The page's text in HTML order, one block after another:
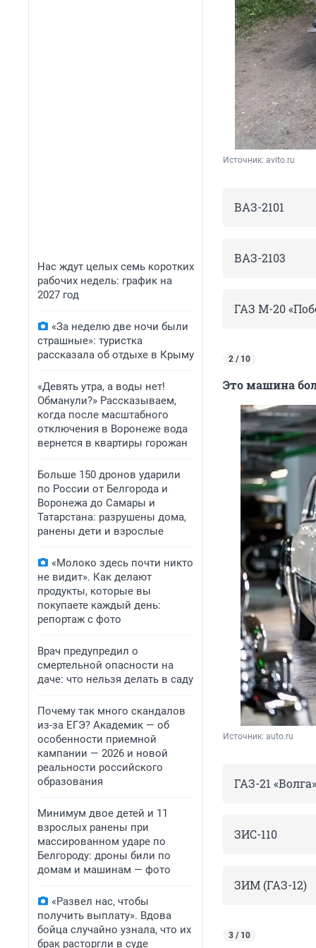
Нас ждут целых семь коротких
рабочих недель: график на
2027 год
«За неделю две ночи были
страшные»: туристка
рассказала об отдыхе в Крыму
«Девять утра, а воды нет!
Обманули?» Рассказываем,
когда после масштабного
отключения в Воронеже вода
вернется в квартиры горожан
Больше 150 дронов ударили
по России от Белгорода и
Воронежа до Самары и
Татарстана: разрушены дома,
ранены дети и взрослые
«Молоко здесь почти никто
не видит». Как делают
продукты, которые вы
покупаете каждый день:
репортаж с фото
Врач предупредил о
смертельной опасности на
даче: что нельзя делать в саду
Почему так много скандалов
из-за ЕГЭ? Академик — об
особенности приемной
кампании — 2026 и новой
реальности российского
образования
Минимум двое детей и 11
взрослых ранены при
массированном ударе по
Белгороду: дроны били по
домам и машинам — фото
«Развел нас, чтобы
получить выплату». Вдова
бойца случайно узнала, что их
брак расторгли в суде
Источник: avito.ru
ВАЗ-2101
ВАЗ-2103
ГАЗ М-20
2 / 10
Это машина
Источник: auto.ru
ГАЗ-21 «Волга»
ЗИС-110
ЗИМ (ГАЗ-12)
3 / 10